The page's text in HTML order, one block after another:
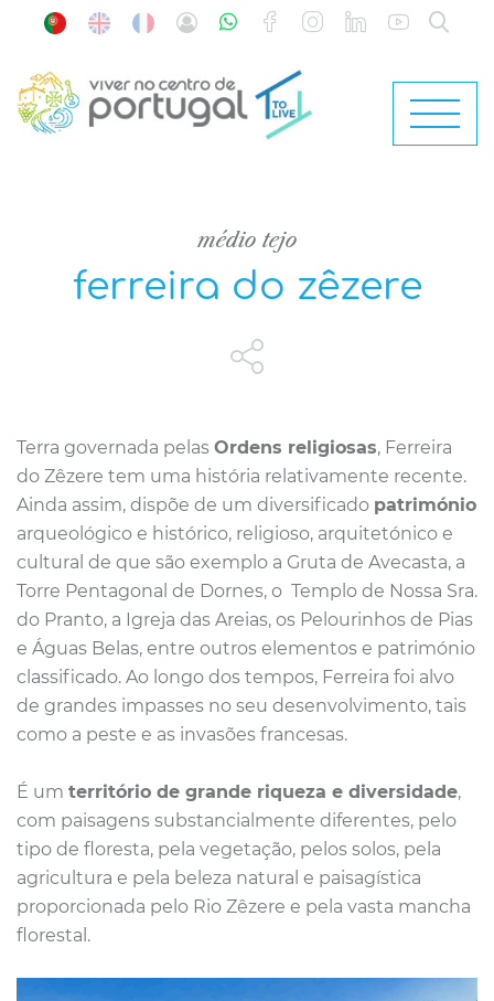
médio tejo
ferreira do zêzere
Terra governada pelas Ordens religiosas, Ferreira
do Zêzere tem uma história relativamente recente.
Ainda assim, d ispõe de um diversificado património
arqueológico e histórico, religioso, arquitetónico e
cultural de que são exemplo a Gruta de Avecasta, a
Torre Pentagonal de Dornes, o Templo de Nossa Sra.
do Pranto, a Igreja das Areias, os Pelourinhos de Pias
e Águas Belas, entre outros elementos e património
classificado. Ao longo dos tempos, Ferreira foi alvo
de grandes impasses no seu desenvolvimento, tais
como a peste e as invasões francesas.
É um território de grande riqueza e diversidade,
com paisagens substancialmente diferentes, pelo
tipo de floresta, pela vegetação, pelos solos, pela
agricultura e pela beleza natural e paisagística
proporcionada pelo Rio Zêzere e pela vasta mancha
florestal.